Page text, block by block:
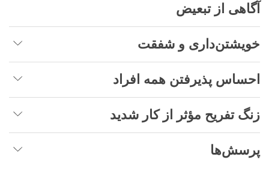
آگاهی از تبعیض
خویشتن‌داری و شفقت
احساس پذیرفتن همه افراد
زنگ تفریح مؤثر از کار شدید
پرسش‌ها